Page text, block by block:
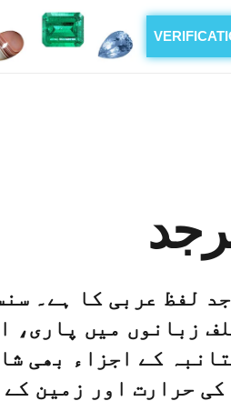
لفظ عربی کا ہے۔
زبانوں میں پاری،
کے اجزاء بھی
کی حرارت اور زمین